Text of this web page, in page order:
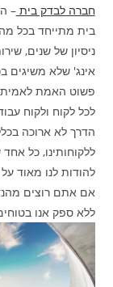
חברה לבדק בית–
בית מתייחד בכל
ניסיון של שנים,
אינג' שלא משיגים
פשוט האמת
לכל לקוח ולקוח
הדרך לא ארוכה
ללקוחותינו, כל
להודות לנו מאוד
אם אתם רוצים
ללא ספק אנו